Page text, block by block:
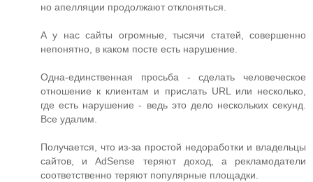
но апелляции продолжают отклоняться.
А у нас сайты огромные, тысячи статей, совершенно
непонятно, в каком посте есть нарушение.
Одна-единственная просьба - сделать человеческое
отношение к клиентам и прислать URL или несколько,
где есть нарушение - ведь это дело нескольких секунд.
Все удалим.
Получается, что из-за простой недоработки и владельцы
сайтов, и AdSense теряют доход, а рекламодатели
соответственно теряют популярные площадки.